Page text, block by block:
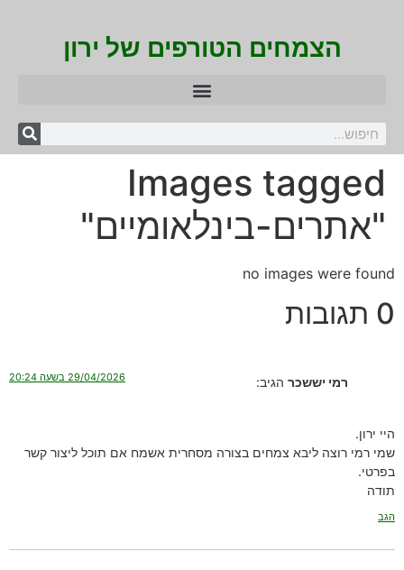
הצמחים הטורפים של ירון
Images tagged
"אתרים-בינלאומיים"
no images were found
0 תגובות
רמי יששכר הגיב: 29/04/2026 בשעה 20:24
היי ירון.
שמי רמי רוצה ליבא צמחים בצורה מסחרית אשמח אם תוכל ליצור קשר
בפרטי.
תודה
הגב